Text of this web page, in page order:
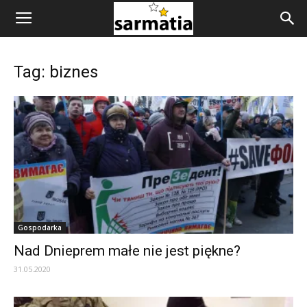
Tag: biznes
Gospodarka
Nad Dnieprem małe nie jest piękne?
31.05.2020